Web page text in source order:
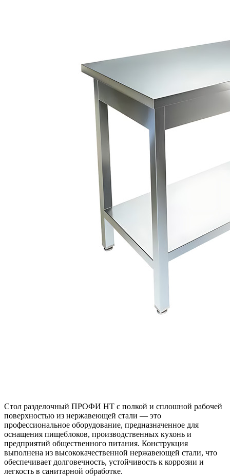
Стол разделочный ПРОФИ НТ с полкой и сплошной рабочей
поверхностью из нержавеющей стали — это
профессиональное оборудование, предназначенное для
оснащения пищеблоков, производственных кухонь и
предприятий общественного питания. Конструкция
выполнена из высококачественной нержавеющей стали, что
обеспечивает долговечность, устойчивость к коррозии и
легкость в санитарной обработке.